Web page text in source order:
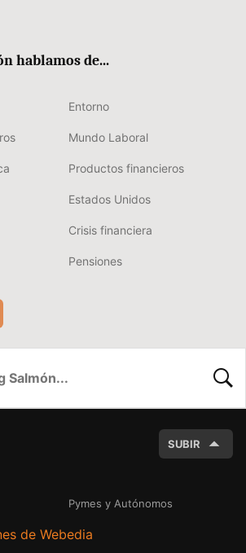
hablamos de...
Entorno
Mundo Laboral
Productos financieros
Estados Unidos
Crisis financiera
Pensiones
SUBIR
Pymes y Autónomos
de Webedia